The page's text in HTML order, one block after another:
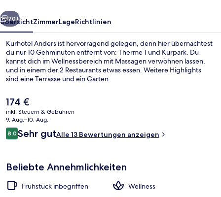
Weiter
70+
ÜbersichtZimmerLageRichtlinien
Kurhotel Anders ist hervorragend gelegen, denn hier übernachtest
du nur 10 Gehminuten entfernt von: Therme 1 und Kurpark. Du
kannst dich im Wellnessbereich mit Massagen verwöhnen lassen,
und in einem der 2 Restaurants etwas essen. Weitere Highlights
sind eine Terrasse und ein Garten.
Der
aktuelle
Preis
beträgt
174 €.
174 €
inkl. Steuern & Gebühren
9. Aug.–10. Aug.
Bewertungen
8,08,0 von 10.
Sehr gutAlle 13 Bewertungen anzeigen
Beliebte Annehmlichkeiten
Frühstück inbegriffen
Wellness